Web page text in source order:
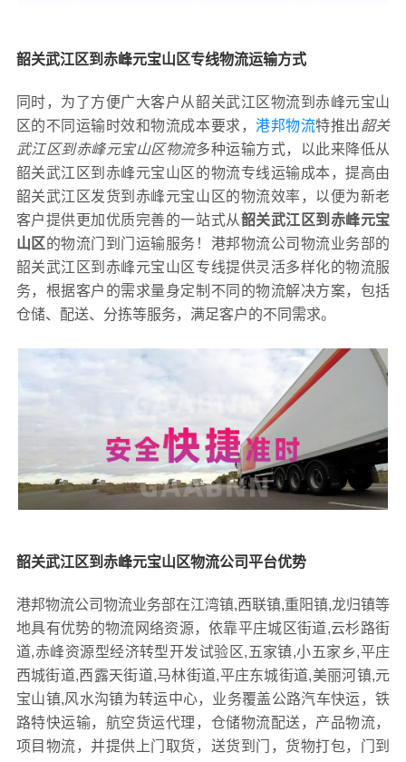
韶关武江区到赤峰元宝山区专线物流运输方式
同时，为了方便广大客户从韶关武江区物流到赤峰元宝山
区的不同运输时效和物流成本要求，港邦物流特推出韶关
武江区到赤峰元宝山区物流多种运输方式，以此来降低从
韶关武江区到赤峰元宝山区的物流专线运输成本，提高由
韶关武江区发货到赤峰元宝山区的物流效率，以便为新老
客户提供更加优质完善的一站式从韶关武江区到赤峰元宝
山区的物流门到门运输服务！港邦物流公司物流业务部的
韶关武江区到赤峰元宝山区专线提供灵活多样化的物流服
务，根据客户的需求量身定制不同的物流解决方案，包括
仓储、配送、分拣等服务，满足客户的不同需求。
韶关武江区到赤峰元宝山区物流公司平台优势
港邦物流公司物流业务部在江湾镇,西联镇,重阳镇,龙归镇等
地具有优势的物流网络资源，依靠平庄城区街道,云杉路街
道,赤峰资源型经济转型开发试验区,五家镇,小五家乡,平庄
西城街道,西露天街道,马林街道,平庄东城街道,美丽河镇,元
宝山镇,风水沟镇为转运中心，业务覆盖公路汽车快运，铁
路特快运输，航空货运代理，仓储物流配送，产品物流，
项目物流，并提供上门取货，送货到门，货物打包，门到